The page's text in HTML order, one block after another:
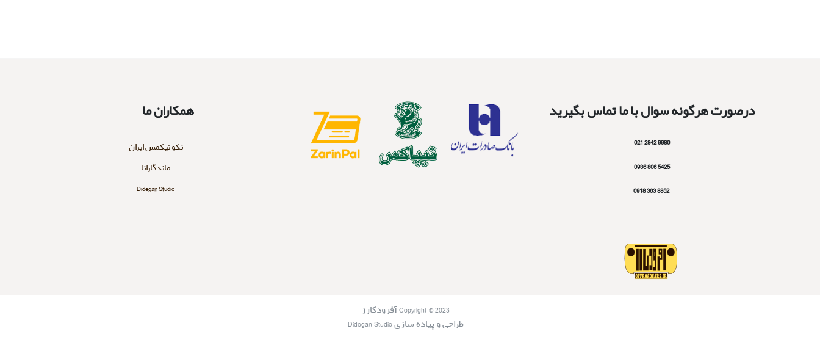
درصورت هرگونه سوال با ما تماس بگیرید
9986 2842 021
5425 806 0936
8852 363 0918
همکاران ما
نکو تیکمس ایران
ماندگارانا
Didegan Studio
Copyright © 2023 آفرودکارز
طراحی و پیاده سازی Didegan Studio